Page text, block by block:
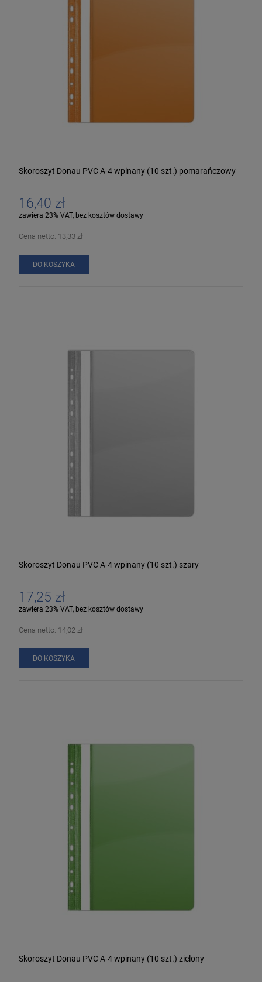
Skoroszyt Donau PVC A-4 wpinany (10 szt.) pomarańczowy
16,40 zł
zawiera 23% VAT, bez kosztów dostawy
Cena netto: 13,33 zł
DO KOSZYKA
Skoroszyt Donau PVC A-4 wpinany (10 szt.) szary
17,25 zł
zawiera 23% VAT, bez kosztów dostawy
Cena netto: 14,02 zł
DO KOSZYKA
Skoroszyt Donau PVC A-4 wpinany (10 szt.) zielony